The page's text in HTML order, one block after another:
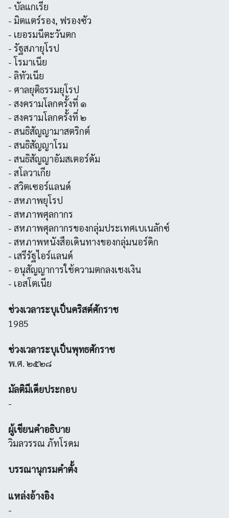
- บัลแกเรีย
- มิตแตร์รอง, ฟรองซัว
- เยอรมนีตะวันตก
- รัฐสภายุโรป
- โรมาเนีย
- ลิทัวเนีย
- ศาลยุติธรรมยุโรป
- สงครามโลกครั้งที่ ๑
- สงครามโลกครั้งที่ ๒
- สนธิสัญญามาสตริกต์
- สนธิสัญญาโรม
- สนธิสัญญาอัมสเตอร์ดัม
- สโลวาเกีย
- สวิตเซอร์แลนด์
- สหภาพยุโรป
- สหภาพศุลกากร
- สหภาพศุลกากรของกลุ่มประเทศเบเนลักซ์
- สหภาพหนังสือเดินทางของกลุ่มนอร์ดิก
- เสรีรัฐไอร์แลนด์
- อนุสัญญาการใช้ความตกลงเชงเงิน
- เอสโตเนีย
ช่วงเวลาระบุเป็นคริสต์ศักราช
1985
ช่วงเวลาระบุเป็นพุทธศักราช
พ.ศ. ๒๕๒๘
มัลติมีเดียประกอบ
-
ผู้เขียนคำอธิบาย
วิมลวรรณ ภัทโรดม
บรรณานุกรมคำตั้ง
แหล่งอ้างอิง
-